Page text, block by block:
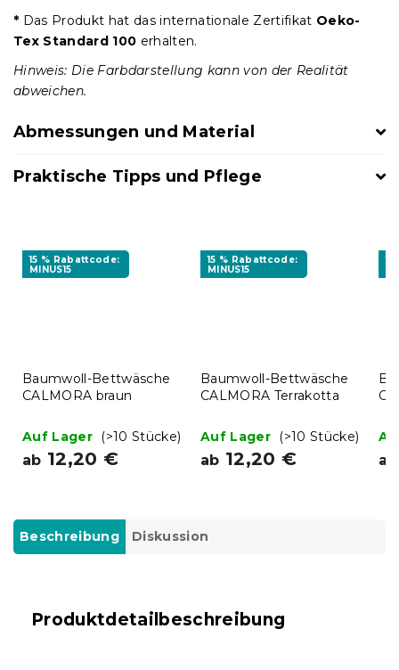
* Das Produkt hat das internationale Zertifikat Oeko-
Tex Standard 100 erhalten.
Hinweis: Die Farbdarstellung kann von der Realität
abweichen.
Abmessungen und Material
Praktische Tipps und Pflege
15 % Rabattcode:
MINUS15
Baumwoll-Bettwäsche
CALMORA braun
Auf Lager (>10 Stücke)
ab 12,20 €
15 % Rabattcode:
MINUS15
Baumwoll-Bettwäsche
CALMORA Terrakotta
Auf Lager (>10 Stücke)
ab 12,20 € ab
Beschreibung Diskussion
Produktdetailbeschreibung